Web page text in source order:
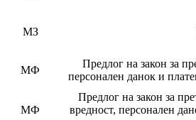
МЗ
МФ
Предлог на закон за
персонален данок и
МФ
Предлог на закон за
вредност, персонален